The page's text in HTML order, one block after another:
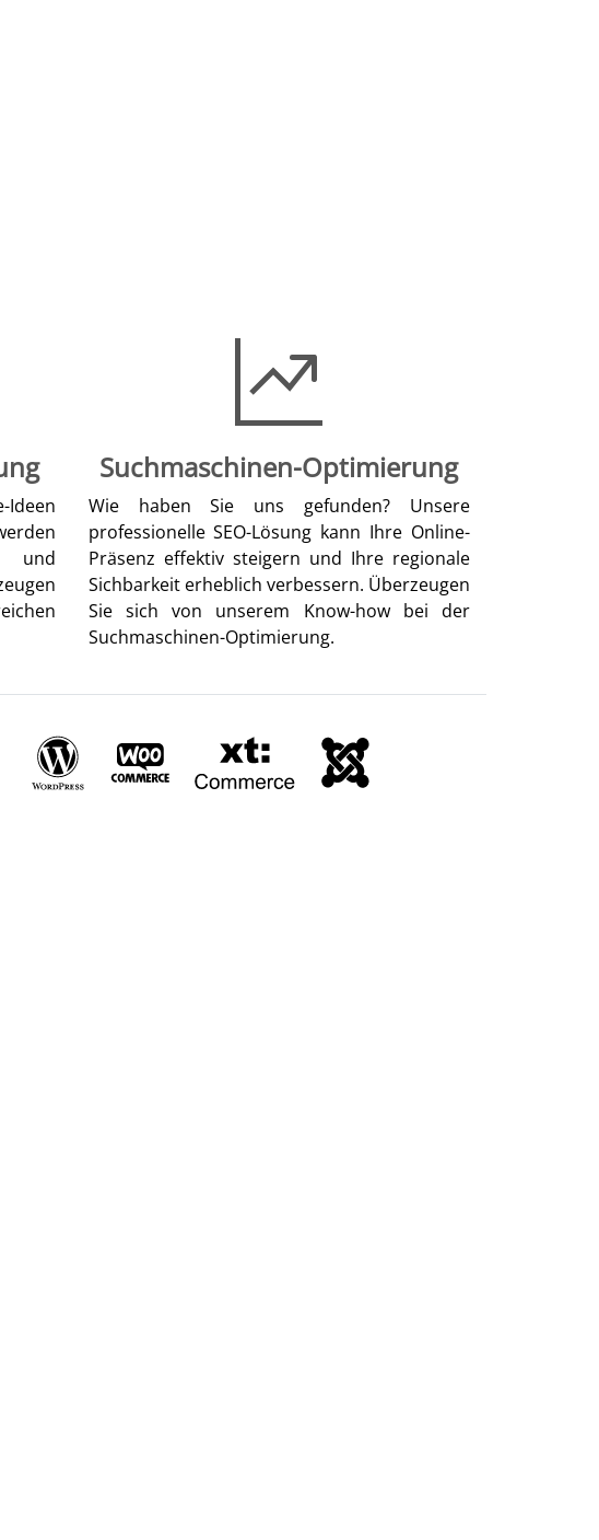
Ideen
und
Suchmaschinen-Optimierung
Wie haben Sie uns gefunden? Unsere
professionelle SEO-Lösung kann Ihre Online-
Präsenz effektiv steigern und Ihre regionale
Sichbarkeit erheblich verbessern. Überzeugen
Sie sich von unserem Know-how bei der
Suchmaschinen-Optimierung.